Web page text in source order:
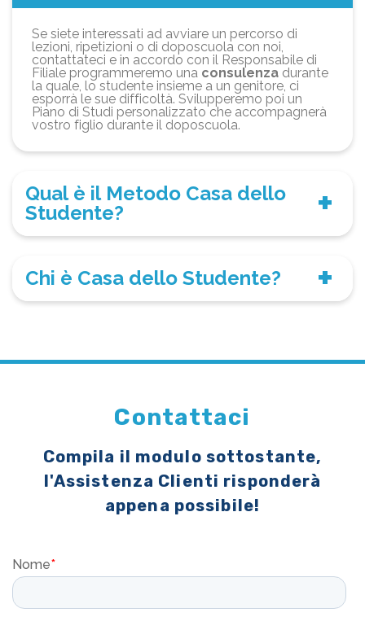
Se siete interessati ad avviare un percorso di
lezioni, ripetizioni o di doposcuola con noi,
contattateci e in accordo con il Responsabile di
Filiale programmeremo una consulenza durante
la quale, lo studente insieme a un genitore, ci
esporrà le sue difficoltà. Svilupperemo poi un
Piano di Studi personalizzato che accompagnerà
vostro figlio durante il doposcuola.
Qual è il Metodo Casa dello
Studente?
Chi è Casa dello Studente?
Contattaci
Compila il modulo sottostante,
l'Assistenza Clienti risponderà
appena possibile!